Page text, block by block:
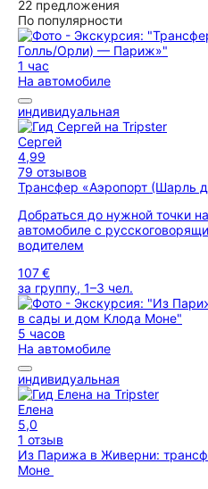
22 предложения
По популярности
1 час
На автомобиле
индивидуальная
Сергей
4,99
79 отзывов
Трансфер «Аэропорт (Шарль
Добраться до нужной точки
автомобиле с
водителем
107 €
за группу, 1–3 чел.
5 часов
На автомобиле
индивидуальная
Елена
5,0
1 отзыв
Из Парижа в Живерни:
Моне